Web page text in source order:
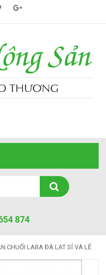
874
CHUỐI LABA ĐÀ LẠT SỈ VÀ LẺ